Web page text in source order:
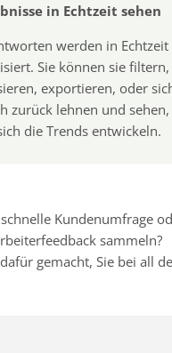
in Echtzeit sehen
werden in Echtzeit
Sie können sie filtern,
exportieren, oder
zurück lehnen und sehen,
die Trends entwickeln.
Kundenumfrage
sammeln?
gemacht, Sie bei all